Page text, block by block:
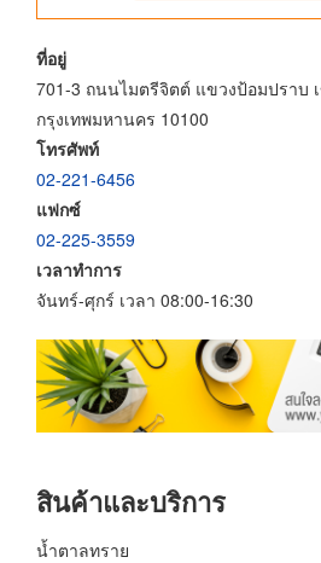
ที่อยู่
701-3 ถนนไมตรีจิตต์ แขวงป้อมปราบ
กรุงเทพมหานคร 10100
โทรศัพท์
02-221-6456
แฟกซ์
02-225-3559
เวลาทำการ
จันทร์-ศุกร์ เวลา 08:00-16:30
สินค้าและบริการ
น้ำตาลทราย